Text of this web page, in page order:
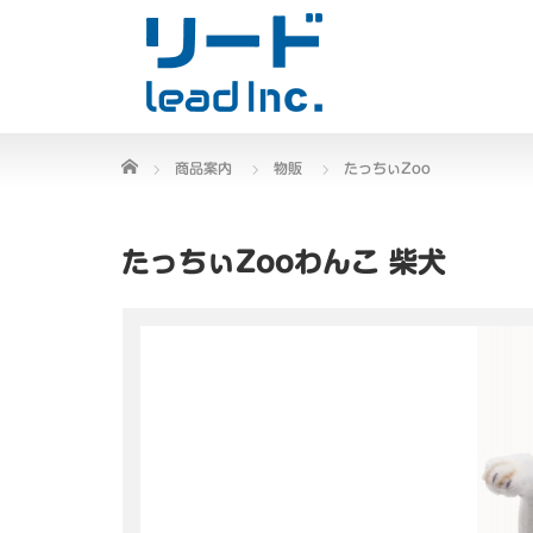
Home 商品案内 物販 たっちぃZoo
たっちぃZooわんこ 柴犬